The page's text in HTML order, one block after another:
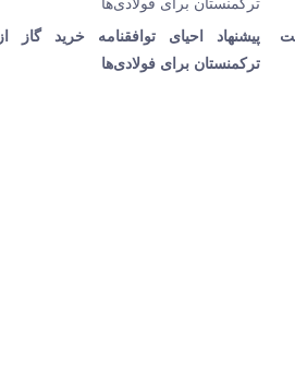
20 ثانیه
908
پیشنهاد احیای توافقنامه خرید گاز از
ترکمنستان برای فولادی‌ها